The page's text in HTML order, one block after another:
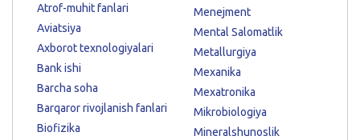
Atrof-muhit fanlari
Aviatsiya
Axborot texnologiyalari
Bank ishi
Barcha soha
Barqaror rivojlanish fanlari
Biofizika
Menejment
Mental Salomatlik
Metallurgiya
Mexanika
Mexatronika
Mikrobiologiya
Mineralshunoslik